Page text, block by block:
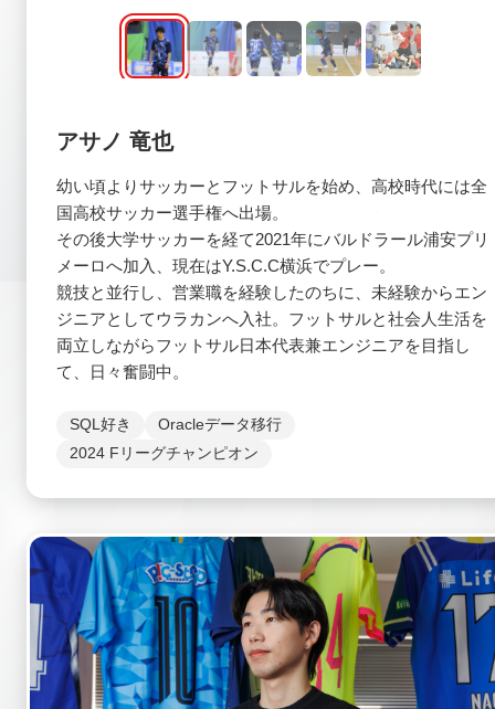
アサノ 竜也
幼い頃よりサッカーとフットサルを始め、高校時代には全
国高校サッカー選手権へ出場。
その後大学サッカーを経て2021年にバルドラール浦安プリ
メーロへ加入、現在はY.S.C.C横浜でプレー。
競技と並行し、営業職を経験したのちに、未経験からエン
ジニアとしてウラカンへ入社。フットサルと社会人生活を
両立しながらフットサル日本代表兼エンジニアを目指し
て、日々奮闘中。
SQL好き
Oracleデータ移行
2024 Fリーグチャンピオン